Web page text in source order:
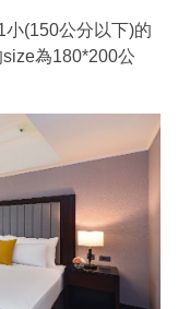
(150公分以下)的
為180*200公